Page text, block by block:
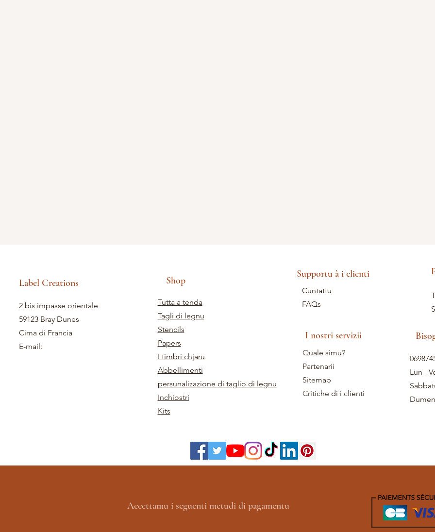
Label Creations
2 bis impasse orientale
59123 Bray Dunes
Cima di Francia
E-mail:
Shop
Tutta a tenda
Tagli di legnu
Stencils
Papers
I timbri chjaru
Abbellimenti
persunalizazione di taglio di legnu
Inchiostri
Kits
Lun -
Accettamu i seguenti metudi di pagamentu
Quale simu?
Partenarii
Sitemap
Critiche di i clienti
I nostri servizii
Cuntattu
FAQs
Supportu à i clienti